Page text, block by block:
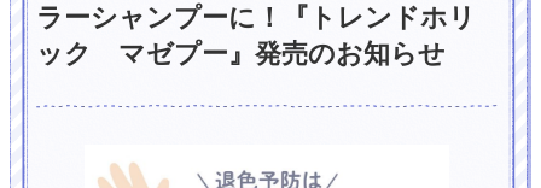
ラーシャンプーに！『トレンドホリ
ック マゼプー』発売のお知らせ